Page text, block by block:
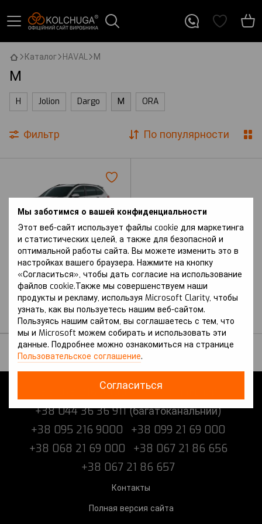
Мы заботимся о вашей конфиденциальности
Этот веб-сайт использует файлы cookie для маркетинга
и статистических целей, а также для безопасной и
оптимальной работы сайта. Вы можете изменить это в
настройках вашего браузера. Нажмите на кнопку
«Согласиться», чтобы дать согласие на использование
файлов cookie.Также мы совершенствуем наши
продукты и рекламу, используя Microsoft Clarity, чтобы
узнать, как вы пользуетесь нашим веб-сайтом.
Пользуясь нашим сайтом, вы соглашаетесь с тем, что
мы и Microsoft можем собирать и использовать эти
данные. Подробнее можно ознакомиться на странице
Пользовательское соглашение.
Согласиться
Каталог HAVAL М
М
H Jolion Dargo М ORA
Фильтр По популярности
Артикул: M6 Plus (2021 р.-) I
покоління
HAVAL
Защита на Haval M6 Plus
(2021 г.-) I поколение
В наличии
+38 073 216 9000 (багатоканальний)
+38 044 36 36 911 (багатоканальний)
+38 095 216 9000
+38 099 21 69 000
+38 068 21 69 000
+38 067 21 86 656
+38 067 21 86 657
Контакты
Полная версия сайта